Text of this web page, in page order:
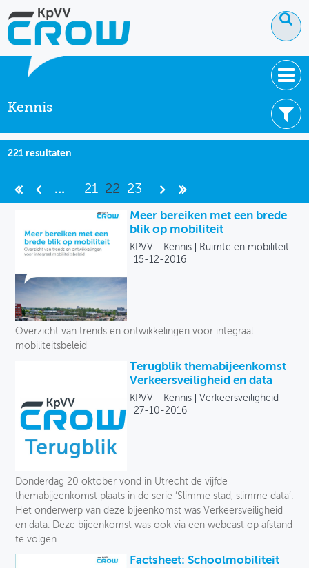
OVER KPVV
NIEUWS
NETWERK V&V
Kennis
Duurzame mobiliteit
Ruimte en mobiliteit
Smart Mobility
Toegankelijkheid
Voetganger
Fiets
Deelmobiliteit
221 resultaten
... 21 22 23
Meer bereiken met een brede
blik op mobiliteit
KPVV - Kennis
Ruimte en mobiliteit
15-12-2016
Overzicht van trends en ontwikkelingen voor integraal
mobiliteitsbeleid
Terugblik themabijeenkomst
Verkeersveiligheid en data
KPVV - Kennis
Verkeersveiligheid
27-10-2016
Donderdag 20 oktober vond in Utrecht de vijfde
themabijeenkomst plaats in de serie ‘Slimme stad, slimme data’.
Het onderwerp van deze bijeenkomst was Verkeersveiligheid
en data. Deze bijeenkomst was ook via een webcast op afstand
te volgen.
Factsheet: Schoolmobiliteit